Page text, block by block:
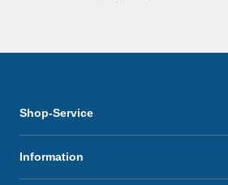
Shop-Service
Information